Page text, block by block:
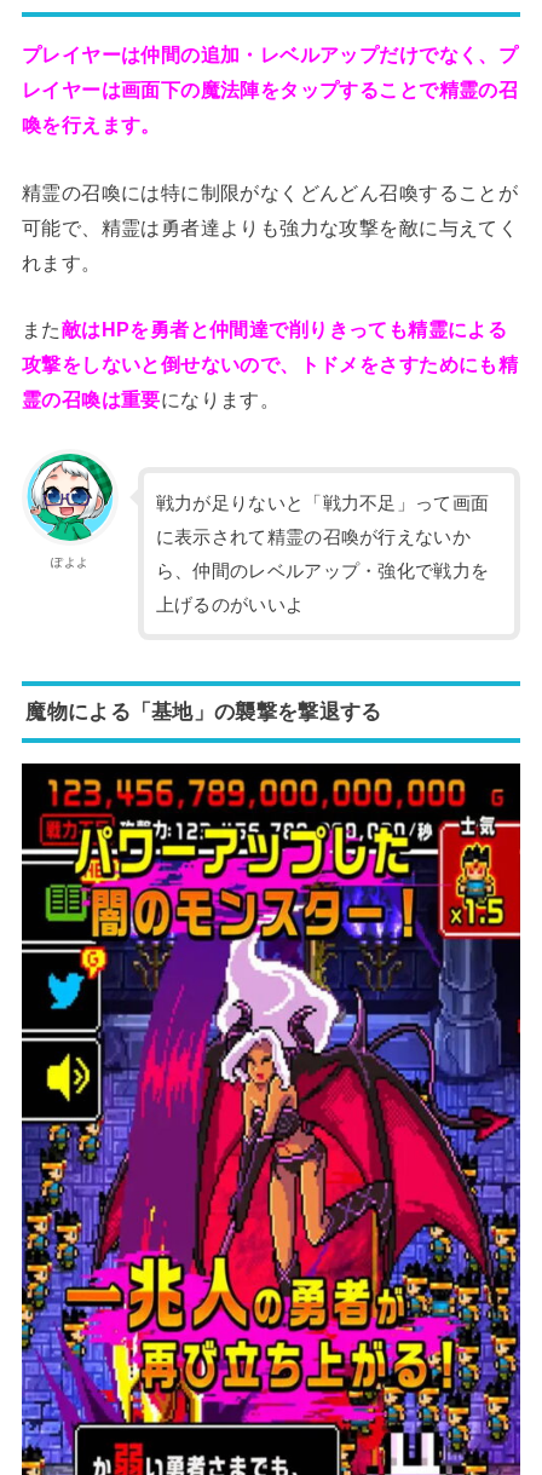
プレイヤーは仲間の追加・レベルアップだけでなく、プ
レイヤーは画面下の魔法陣をタップすることで精霊の召
喚を行えます。
精霊の召喚には特に制限がなくどんどん召喚することが
可能で、精霊は勇者達よりも強力な攻撃を敵に与えてく
れます。
また敵はHPを勇者と仲間達で削りきっても精霊による
攻撃をしないと倒せないので、トドメをさすためにも精
霊の召喚は重要になります。
ぽよよ
戦力が足りないと「戦力不足」って画面
に表示されて精霊の召喚が行えないか
ら、仲間のレベルアップ・強化で戦力を
上げるのがいいよ
魔物による「基地」の襲撃を撃退する